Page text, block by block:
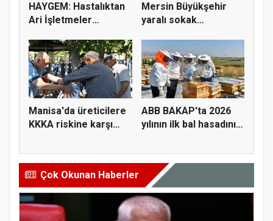
HAYGEM: Hastalıktan
Ari İşletmeler
Mersin Büyükşehir
yaralı sokak
Manisa'da üreticilere
KKKA riskine karşı
ABB BAKAP'ta 2026
yılının ilk bal hasadını
Çok Okunan Haberler